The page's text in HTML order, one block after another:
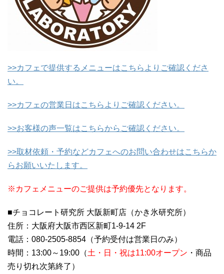
>>カフェで提供するメニューはこちらよりご確認くださ
い。
>>カフェの営業日はこちらよりご確認ください。
>>お客様の声一覧はこちらからご確認ください。
>>取材依頼・予約などカフェへのお問い合わせはこちらか
らお願いいたします。
※カフェメニューのご提供は予約優先となります。
■チョコレート研究所 大阪新町店（かき氷研究所）
住所：大阪府大阪市西区新町1-9-14 2F
電話：080-2505-8854（予約受付は営業日のみ）
時間：13:00～19:00（土・日・祝は11:00オープン ・商品
売り切れ次第終了）